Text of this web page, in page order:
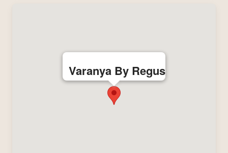
Varanya By Regus